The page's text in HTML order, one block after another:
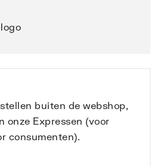
buiten de webshop,
onze Expressen (voor
consumenten).